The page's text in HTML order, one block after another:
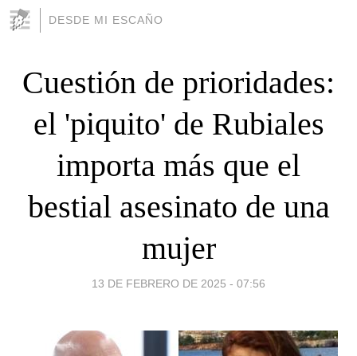
DESDE MI ESCAÑO
Cuestión de prioridades:
el 'piquito' de Rubiales
importa más que el
bestial asesinato de una
mujer
13 DE FEBRERO DE 2025 - 07:56